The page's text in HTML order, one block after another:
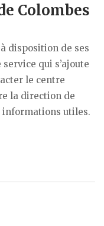
Colombes
disposition de ses
qui s’ajoute
le centre
la direction de
informations utiles.